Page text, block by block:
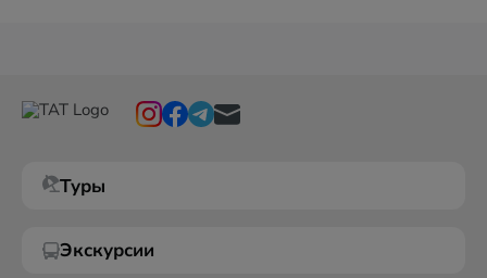
Туры
Экскурсии